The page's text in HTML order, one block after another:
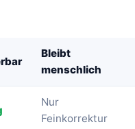
Bleibt
menschlich
Nur
Feinkorrektur